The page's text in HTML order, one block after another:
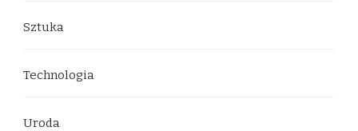
Sztuka
Technologia
Uroda